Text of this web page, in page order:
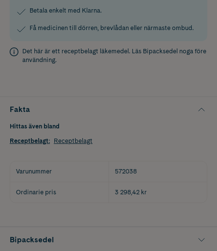
Betala enkelt med Klarna.
Få medicinen till dörren, brevlådan eller närmaste ombud.
Det här är ett receptbelagt läkemedel. Läs Bipacksedel noga före
användning.
Fakta
Hittas även bland
Receptbelagt: Receptbelagt
Varunummer 572038
Ordinarie pris 3 298,42 kr
Bipacksedel